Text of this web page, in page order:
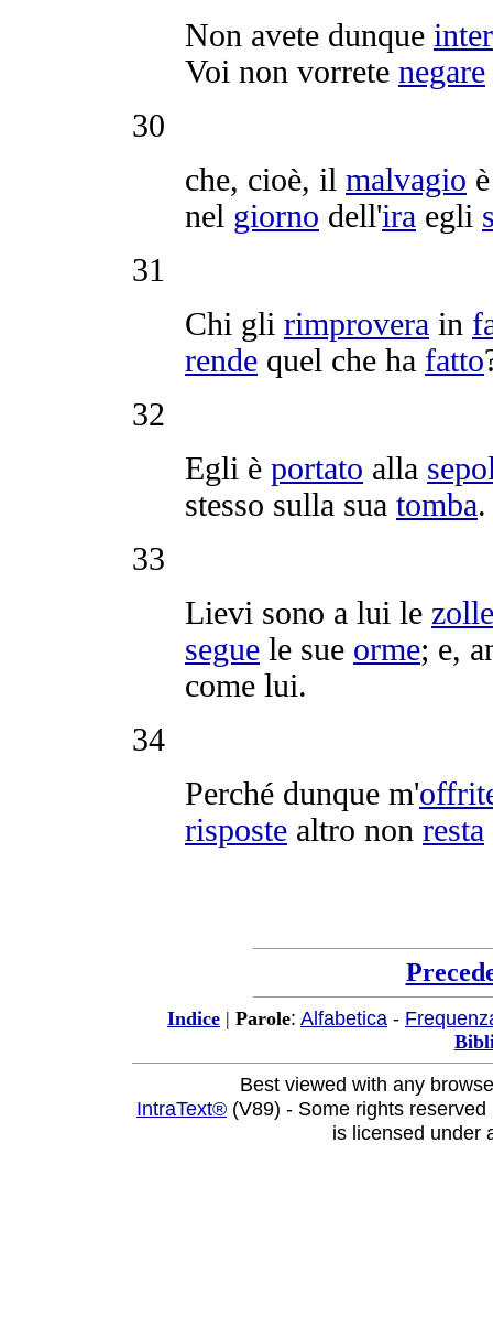
Non avete dunque
Voi non vorrete negare
30
che, cioè, il malvagio
nel giorno dell'ira egli
31
Chi gli rimprovera in
rende quel che ha fatto
32
Egli è portato alla
stesso sulla sua tomba.
33
Lievi sono a lui le zolle
segue le sue orme; e,
come lui.
34
Perché dunque m'
risposte altro non resta
Indice | Parole: Alfabetica -
Best viewed with any
IntraText® (V89) - Some rights
is licensed under